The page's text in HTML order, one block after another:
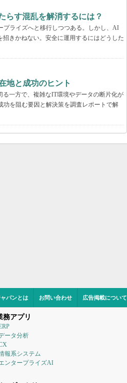
らす混乱を解消するには？
プライズへと移行しつつある。しかし、AI
きかねない。安全に運用するにはどうした
地と成功のヒント
一方で、複雑なIT環境やデータの断片化が
を阻む要因と解決策を調査レポートで解
パンとは お問い合わせ 広告掲載について
務アプリ
ータ分析
報系システム
ンタープライズAI